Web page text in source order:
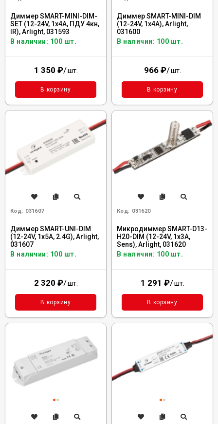
Диммер SMART-MINI-DIM-
SET (12-24V, 1x4A, ПДУ 4кн,
IR), Arlight, 031593
В наличии: 100 шт.
1 350 ₽/шт.
В корзину
Диммер SMART-MINI-DIM
(12-24V, 1x4A), Arlight,
031600
В наличии: 100 шт.
966 ₽/шт.
В корзину
Код: 031607
Диммер SMART-UNI-DIM
(12-24V, 1x5A, 2.4G), Arlight,
031607
В наличии: 100 шт.
2 320 ₽/шт.
В корзину
Код: 031620
Микродиммер SMART-D13-
H20-DIM (12-24V, 1x3A,
Sens), Arlight, 031620
В наличии: 100 шт.
1 291 ₽/шт.
В корзину